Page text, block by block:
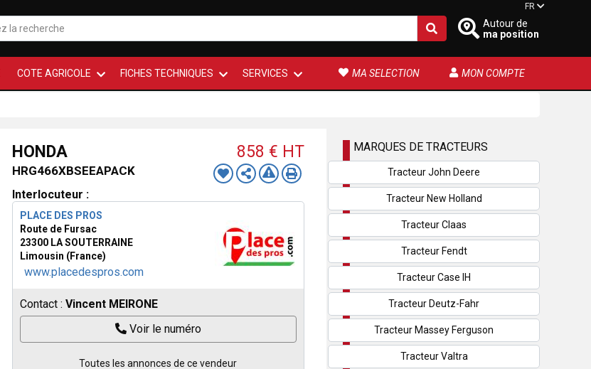
Autour de
ma position
FR
COTE AGRICOLE FICHES TECHNIQUES SERVICES MA SELECTION MON COMPTE
HONDA
HRG466XBSEEAPACK
858 € HT
Interlocuteur :
PLACE DES PROS
Route de Fursac
23300 LA SOUTERRAINE
Limousin (France)
www.placedespros.com
Contact : Vincent MEIRONE
Voir le numéro
Toutes les annonces de ce vendeur
MARQUES DE TRACTEURS
Tracteur John Deere
Tracteur New Holland
Tracteur Claas
Tracteur Fendt
Tracteur Case IH
Tracteur Deutz-Fahr
Tracteur Massey Ferguson
Tracteur Valtra